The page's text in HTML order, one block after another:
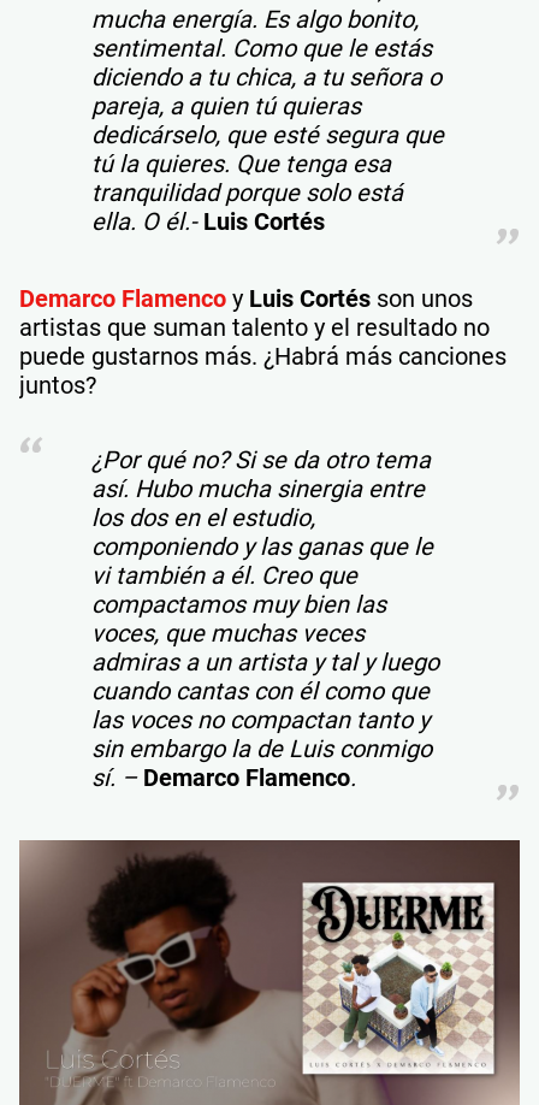
mucha energía. Es algo bonito,
sentimental. Como que le estás
diciendo a tu chica, a tu señora o
pareja, a quien tú quieras
dedicárselo, que esté segura que
tú la quieres. Que tenga esa
tranquilidad porque solo está
ella. O él.- Luis Cortés
Demarco Flamenco y Luis Cortés son unos
artistas que suman talento y el resultado no
puede gustarnos más. ¿Habrá más canciones
juntos?
¿Por qué no? Si se da otro tema
así. Hubo mucha sinergia entre
los dos en el estudio,
componiendo y las ganas que le
vi también a él. Creo que
compactamos muy bien las
voces, que muchas veces
admiras a un artista y tal y luego
cuando cantas con él como que
las voces no compactan tanto y
sin embargo la de Luis conmigo
sí. – Demarco Flamenco.